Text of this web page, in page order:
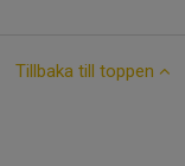
Tillbaka till toppen